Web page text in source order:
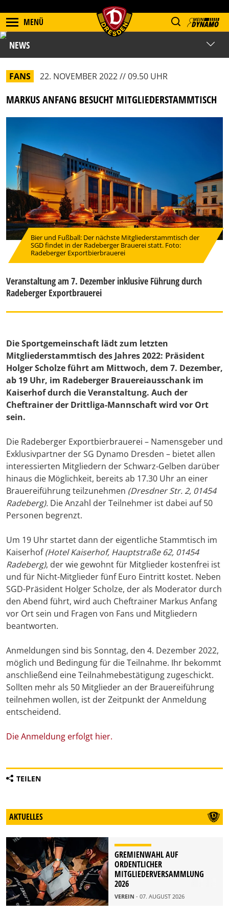
MENÜ
NEWS
FANS 22. NOVEMBER 2022 // 09.50 UHR
MARKUS ANFANG BESUCHT MITGLIEDERSTAMMTISCH
Bier und Fußball: Der nächste Mitgliederstammtisch der
SGD findet in der Radeberger Brauerei statt. Foto:
Radeberger Exportbierbrauerei
Veranstaltung am 7. Dezember inklusive Führung durch
Radeberger Exportbrauerei
Die Sportgemeinschaft lädt zum letzten
Mitgliederstammtisch des Jahres 2022: Präsident
Holger Scholze führt am Mittwoch, dem 7. Dezember,
ab 19 Uhr, im Radeberger Brauereiausschank im
Kaiserhof durch die Veranstaltung. Auch der
Cheftrainer der Drittliga-Mannschaft wird vor Ort
sein.
Die Radeberger Exportbierbrauerei – Namensgeber und
Exklusivpartner der SG Dynamo Dresden – bietet allen
interessierten Mitgliedern der Schwarz-Gelben darüber
hinaus die Möglichkeit, bereits ab 17.30 Uhr an einer
Brauereiführung teilzunehmen (Dresdner Str. 2, 01454
Radeberg). Die Anzahl der Teilnehmer ist dabei auf 50
Personen begrenzt.
Um 19 Uhr startet dann der eigentliche Stammtisch im
Kaiserhof(Hotel Kaiserhof, Hauptstraße 62, 01454
Radeberg), der wie gewohnt für Mitglieder kostenfrei ist
und für Nicht-Mitglieder fünf Euro Eintritt kostet. Neben
SGD-Präsident Holger Scholze, der als Moderator durch
den Abend führt, wird auch Cheftrainer Markus Anfang
vor Ort sein und Fragen von Fans und Mitgliedern
beantworten.
Anmeldungen sind bis Sonntag, den 4. Dezember 2022,
möglich und Bedingung für die Teilnahme. Ihr bekommt
anschließend eine Teilnahmebestätigung zugeschickt.
Sollten mehr als 50 Mitglieder an der Brauereiführung
teilnehmen wollen, ist der Zeitpunkt der Anmeldung
entscheidend.
Die Anmeldung erfolgt hier.
TEILEN
AKTUELLES
GREMIENWAHL AUF
ORDENTLICHER
MITGLIEDERVERSAMMLUNG
2026
VEREIN - 07. AUGUST 2026